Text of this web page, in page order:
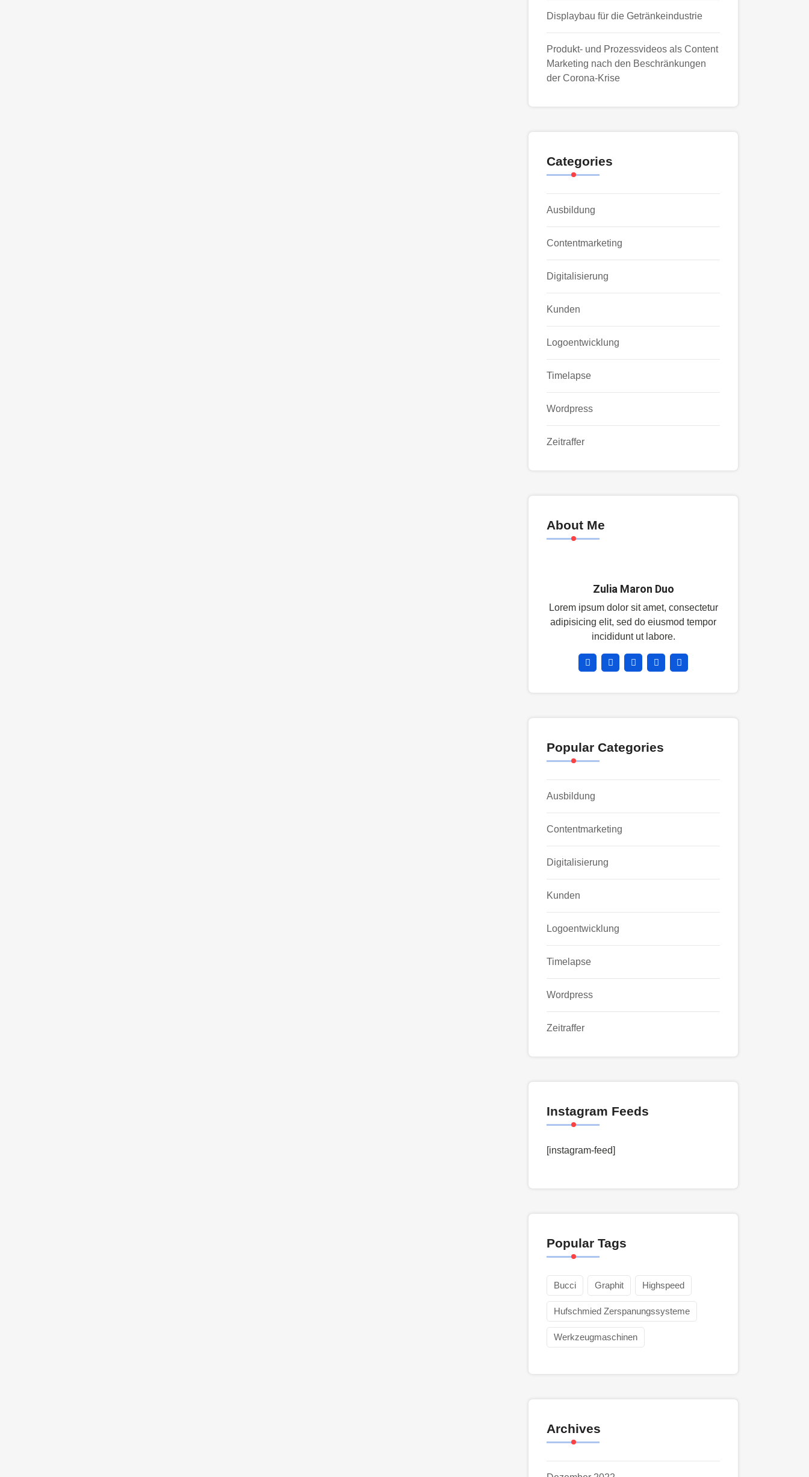
Displaybau für die Getränkeindustrie
Produkt- und Prozessvideos als Content
Marketing nach den Beschränkungen
der Corona-Krise
Categories
Ausbildung
Contentmarketing
Digitalisierung
Kunden
Logoentwicklung
Timelapse
Wordpress
Zeitraffer
About Me
Zulia Maron Duo
Lorem ipsum dolor sit amet, consectetur
adipisicing elit, sed do eiusmod tempor
incididunt ut labore.
Popular Categories
Ausbildung
Contentmarketing
Digitalisierung
Kunden
Logoentwicklung
Timelapse
Wordpress
Zeitraffer
Instagram Feeds
[instagram-feed]
Popular Tags
Bucci Graphit Highspeed
Hufschmied Zerspanungssysteme
Werkzeugmaschinen
Archives